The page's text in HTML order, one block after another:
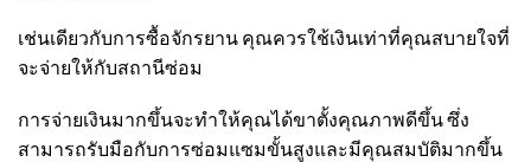
เช่นเดียวกับการซื้อจักรยาน คุณควรใช้เงินเท่าที่คุณสบายใจที่
จะจ่ายให้กับสถานีซ่อม
การจ่ายเงินมากขึ้นจะทำให้คุณได้ขาตั้งคุณภาพดีขึ้น ซึ่ง
สามารถรับมือกับการซ่อมแซมขั้นสูงและมีคุณสมบัติมากขึ้น